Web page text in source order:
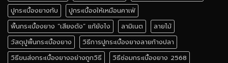
ปูกระเบื้องยางทับ
ปูกระเบื้องให้เหมือนคาเฟ่
พื้นกระเบื้องยาง “เสียงดัง” แก้ยังไง
ลามิเนต
ลายไม้
วัสดุปูพื้นกระเบื้องยาง
วิธีการปูกระเบื้องยางลายก้างปลา
วิธีขนส่งกระเบื้องยางอย่างถูกวิธี
วิธีซ่อมกระเบื้องยาง 2568